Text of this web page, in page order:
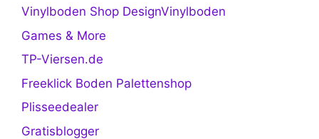
Vinylboden Shop DesignVinylboden
Games & More
TP-Viersen.de
Freeklick Boden Palettenshop
Plisseedealer
Gratisblogger